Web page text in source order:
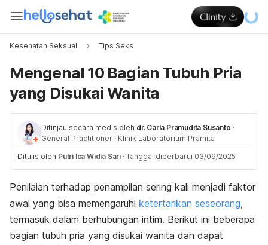
Kesehatan Seksual Tips Seks
Mengenal 10 Bagian Tubuh Pria
yang Disukai Wanita
Ditinjau secara medis oleh dr. Carla Pramudita Susanto ·
General Practitioner · Klinik Laboratorium Pramita
Ditulis oleh Putri Ica Widia Sari · Tanggal diperbarui 03/09/2025
Penilaian terhadap penampilan sering kali menjadi faktor
awal yang bisa memengaruhi ketertarikan seseorang,
termasuk dalam berhubungan intim. Berikut ini beberapa
bagian tubuh pria yang disukai wanita dan dapat